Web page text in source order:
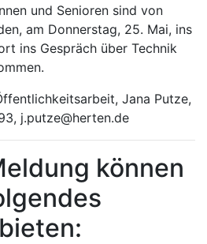
und Senioren sind von
am Donnerstag, 25. Mai, ins
ins Gespräch über Technik
Jana Putze,
j.putze@herten.de
können